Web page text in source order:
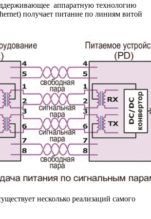
аппаратную технологию
получает питание по линиям витой
несколько реализаций самого